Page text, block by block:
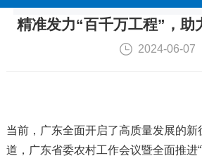
精准发力“百千万工程”，助
2024-06-07
当前，广东全面开启了高质量发展的新
道，广东省委农村工作会议暨全面推进